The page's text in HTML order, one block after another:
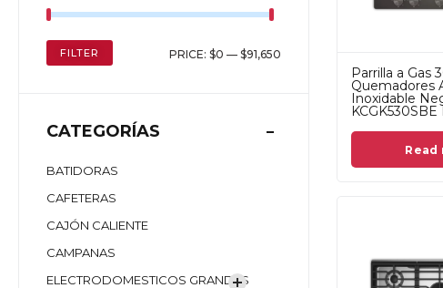
FILTER PRICE: $0 — $91,650
CATEGORÍAS
BATIDORAS
CAFETERAS
CAJÓN CALIENTE
CAMPANAS
ELECTRODOMESTICOS GRANDES
Parrilla a Gas
Quemadores
Inoxidable
Read